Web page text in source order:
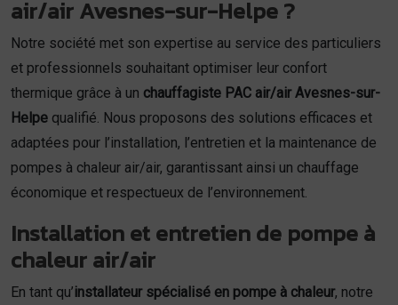
air/air Avesnes-sur-Helpe ?
Notre société met son expertise au service des particuliers
et professionnels souhaitant optimiser leur confort
thermique grâce à un chauffagiste PAC air/air Avesnes-sur-
Helpe qualifié. Nous proposons des solutions efficaces et
adaptées pour l’installation, l’entretien et la maintenance de
pompes à chaleur air/air, garantissant ainsi un chauffage
économique et respectueux de l’environnement.
Installation et entretien de pompe à
chaleur air/air
En tant qu’installateur spécialisé en pompe à chaleur, notre